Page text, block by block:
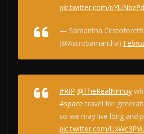
pic.twitter.com/
— Samantha Cristoforetti
(@AstroSamantha)
#RIP @TheRealNimoy
#space travel for
so we may live long and
pic.twitter.com/